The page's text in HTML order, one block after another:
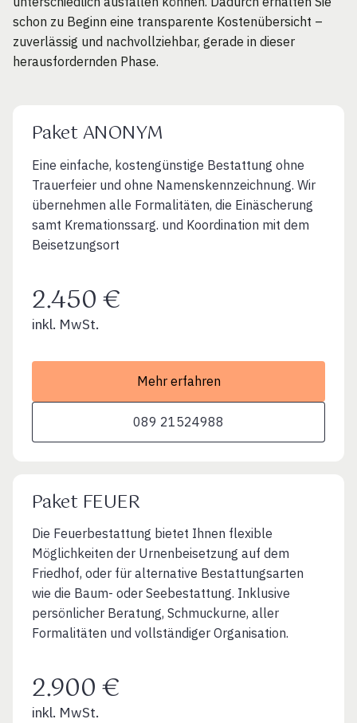
schon zu Beginn eine transparente Kostenübersicht –
zuverlässig und nachvollziehbar, gerade in dieser
herausfordernden Phase.
Paket ANONYM
Eine einfache, kostengünstige Bestattung ohne
Trauerfeier und ohne Namenskennzeichnung. Wir
übernehmen alle Formalitäten, die Einäscherung
samt Kremationssarg. und Koordination mit dem
Beisetzungsort
2.450 €
inkl. MwSt.
Mehr erfahren
089 21524988
Paket FEUER
Die Feuerbestattung bietet Ihnen flexible
Möglichkeiten der Urnenbeisetzung auf dem
Friedhof, oder für alternative Bestattungsarten
wie die Baum- oder Seebestattung. Inklusive
persönlicher Beratung, Schmuckurne, aller
Formalitäten und vollständiger Organisation.
2.900 €
inkl. MwSt.